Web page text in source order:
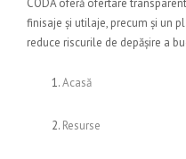
CODA oferă ofertare
finisaje și utilaje, precum și un
reduce riscurile de depășire a
Acasă
Resurse